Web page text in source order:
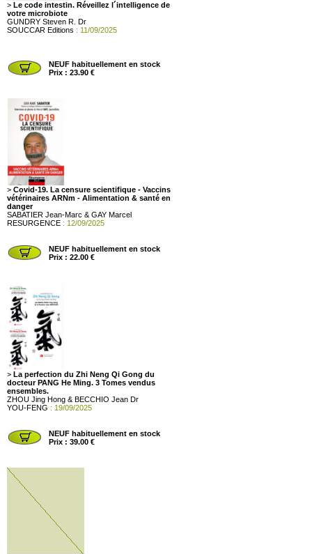
> Le code intestin. Réveillez l´intelligence de
votre microbiote
GUNDRY Steven R. Dr
SOUCCAR Editions : 11/09/2025
NEUF habituellement en stock
Prix : 23.90 €
> Covid-19. La censure scientifique - Vaccins
vétérinaires ARNm - Alimentation & santé en
danger
SABATIER Jean-Marc & GAY Marcel
RESURGENCE : 12/09/2025
NEUF habituellement en stock
Prix : 22.00 €
> La perfection du Zhi Neng Qi Gong du
docteur PANG He Ming. 3 Tomes vendus
ensembles.
ZHOU Jing Hong & BECCHIO Jean Dr
YOU-FENG : 19/09/2025
NEUF habituellement en stock
Prix : 39.00 €